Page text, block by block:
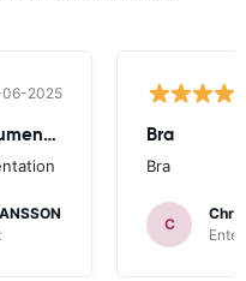
2025
Easy booking and good documentation Bra
Bra
C